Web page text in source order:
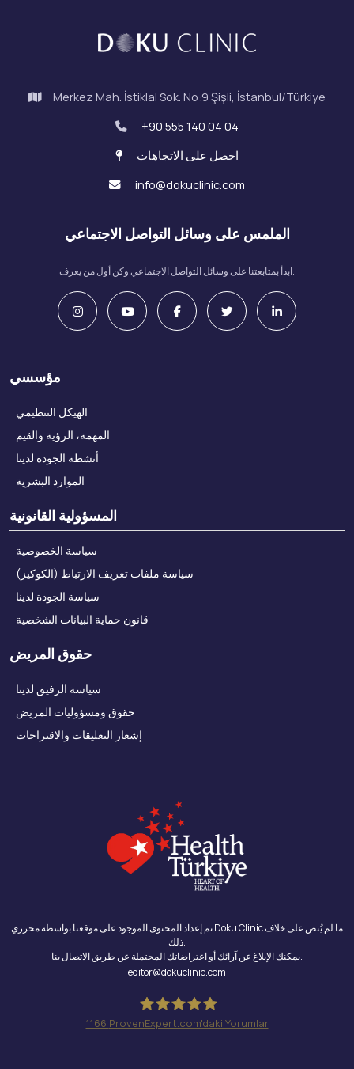
Merkez Mah. İstiklal Sok. No:9 Şişli, İstanbul/Türkiye
+90 555 140 04 04
احصل على الاتجاهات
info@dokuclinic.com
الملمس على وسائل التواصل الاجتماعي
ابدأ بمتابعتنا على وسائل التواصل الاجتماعي وكن أول من يعرف.
مؤسسي
الهيكل التنظيمي
المهمة، الرؤية والقيم
أنشطة الجودة لدينا
الموارد البشرية
المسؤولية القانونية
سياسة الخصوصية
سياسة ملفات تعريف الارتباط (الكوكيز)
سياسة الجودة لدينا
قانون حماية البيانات الشخصية
حقوق المريض
سياسة الرفيق لدينا
حقوق ومسؤوليات المريض
إشعار التعليقات والاقتراحات
تم إعداد المحتوى الموجود على موقعنا بواسطة محرري Doku Clinic ما لم يُنص على خلاف
ذلك.
يمكنك الإبلاغ عن آرائك أو اعتراضاتك المحتملة عن طريق الاتصال بنا.
editor@dokuclinic.com
1166 ProvenExpert.com'daki Yorumlar